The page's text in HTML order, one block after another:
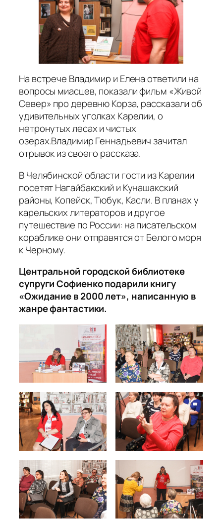
На встрече Владимир и Елена ответили на
вопросы миасцев, показали фильм «Живой
Север» про деревню Корза, рассказали об
удивительных уголках Карелии, о
нетронутых лесах и чистых
озерах.Владимир Геннадьевич зачитал
отрывок из своего рассказа.
В Челябинской области гости из Карелии
посетят Нагайбакский и Кунашакский
районы, Копейск, Тюбук, Касли. В планах у
карельских литераторов и другое
путешествие по России: на писательском
кораблике они отправятся от Белого моря
к Черному.
Центральной городской библиотеке
супруги Софиенко подарили книгу
«Ожидание в 2000 лет», написанную в
жанре фантастики.